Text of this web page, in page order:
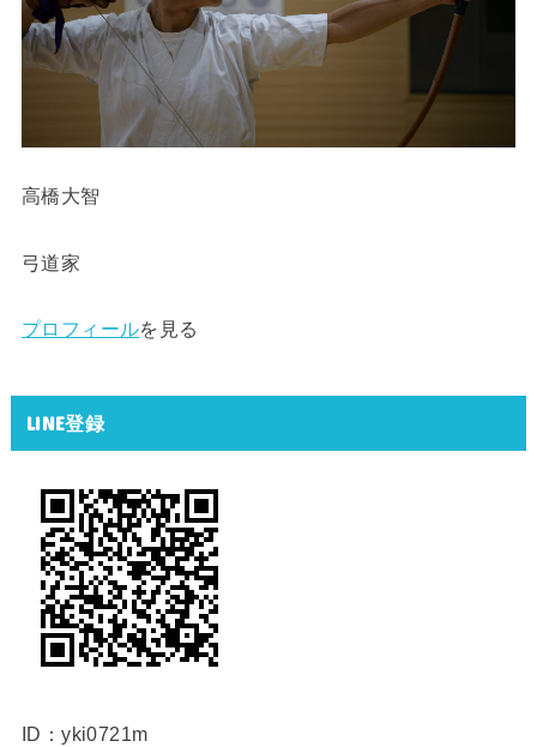
高橋大智
弓道家
プロフィールを見る
LINE登録
ID：yki0721m